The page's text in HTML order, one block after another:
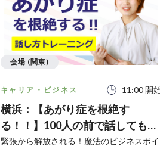
キャリア・ビジネス 11:00 開
横浜：【あがり症を根絶す
る！！】100人の前で話してもま
ったく緊張しない「話し方」実
緊張から解放される！魔法のビジネスボイ
会場 (関東)